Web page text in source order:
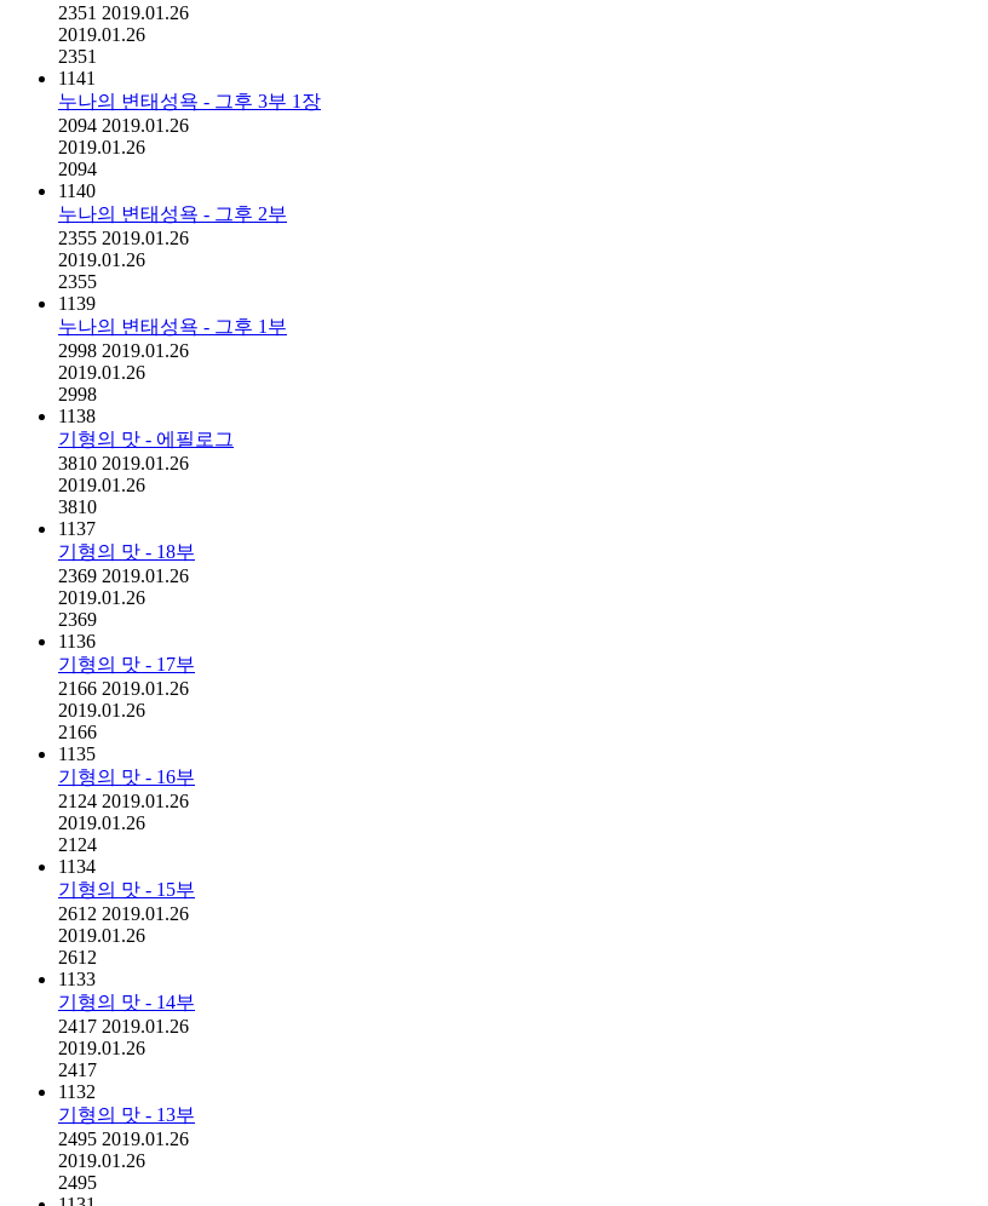
2351 2019.01.26
2019.01.26
2351
1141
누나의 변태성욕 - 그후 3부 1장
2094 2019.01.26
2019.01.26
2094
1140
누나의 변태성욕 - 그후 2부
2355 2019.01.26
2019.01.26
2355
1139
누나의 변태성욕 - 그후 1부
2998 2019.01.26
2019.01.26
2998
1138
기형의 맛 - 에필로그
3810 2019.01.26
2019.01.26
3810
1137
기형의 맛 - 18부
2369 2019.01.26
2019.01.26
2369
1136
기형의 맛 - 17부
2166 2019.01.26
2019.01.26
2166
1135
기형의 맛 - 16부
2124 2019.01.26
2019.01.26
2124
1134
기형의 맛 - 15부
2612 2019.01.26
2019.01.26
2612
1133
기형의 맛 - 14부
2417 2019.01.26
2019.01.26
2417
1132
기형의 맛 - 13부
2495 2019.01.26
2019.01.26
2495